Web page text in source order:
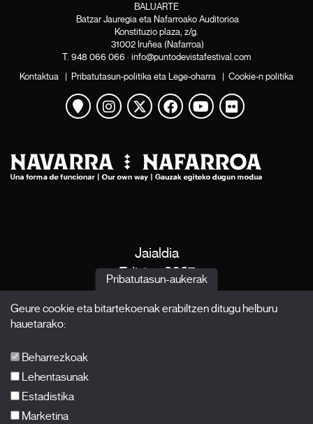
BALUARTE
Batzar Jauregia eta Nafarroako Auditorioa
Konstituzio plaza, z/g.
31002 Iruñea (Nafarroa)
T. 948 066 066 · info@puntodevistafestival.com
Kontaktua | Pribatutasun-politika eta Lege-oharra | Cookie-n politika
Mapa ikusi
Instagram
Twitter
Facebook
Youtube
Flickr
Jaialdia
Edizioa 2027
Akreditazioak
Pribatutasun-aukerak
Geure cookie eta bitartekoenak erabiltzen ditugu helburu
hauetarako:
Beharrezkoak
Lehentasunak
Estadistika
Marketina